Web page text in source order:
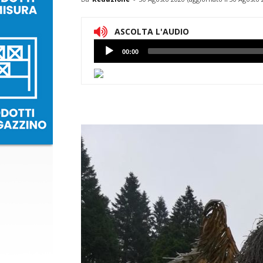
ASCOLTA L'AUDIO
Lettore
Audio
00:00